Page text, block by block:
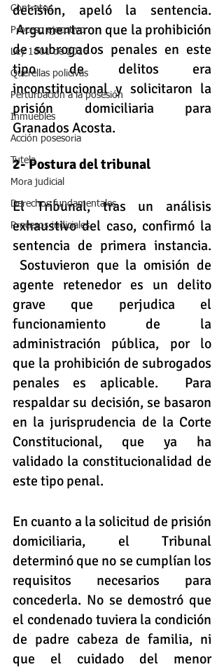
Contratos
Proceso ejecutivo
Ley 1801 de 2016
Querellas policivas
Perturbación a la posesión
Inmuebles
Acción posesoria
Tutela
Mora judicial
Derechos fundamentales
Procesos judiciales
decisión, apeló la sentencia.
Argumentaron que la prohibición
de subrogados penales en este
tipo de delitos era
inconstitucional y solicitaron la
prisión domiciliaria para
Granados Acosta.
2- Postura del tribunal
El Tribunal, tras un análisis
exhaustivo del caso, confirmó la
sentencia de primera instancia.
Sostuvieron que la omisión de
agente retenedor es un delito
grave que perjudica el
funcionamiento de la
administración pública, por lo
que la prohibición de subrogados
penales es aplicable.  Para
respaldar su decisión, se basaron
en la jurisprudencia de la Corte
Constitucional, que ya ha
validado la constitucionalidad de
este tipo penal.
En cuanto a la solicitud de prisión
domiciliaria, el Tribunal
determinó que no se cumplían los
requisitos necesarios para
concederla. No se demostró que
el condenado tuviera la condición
de padre cabeza de familia, ni
que el cuidado del menor